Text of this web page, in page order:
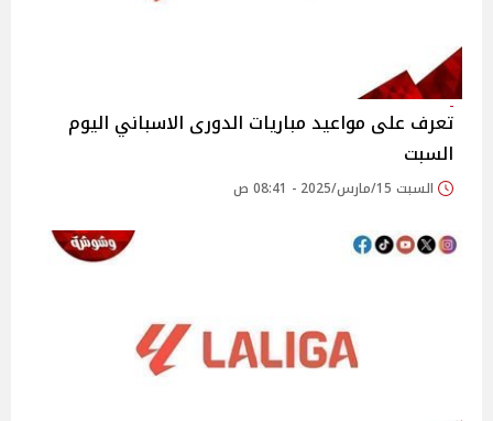
تعرف على مواعيد مباريات الدورى الاسباني اليوم
السبت
السبت 15/مارس/2025 - 08:41 ص